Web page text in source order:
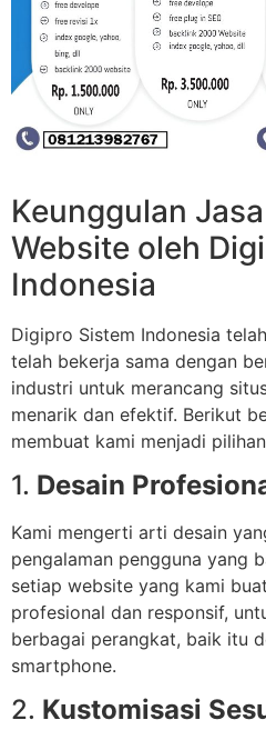
Keunggulan
Website oleh
Indonesia
Digipro Sistem Indonesia
telah bekerja sama dengan
industri untuk merancang
menarik dan efektif. Berikut
membuat kami menjadi
1. Desain
Kami mengerti arti desain
pengalaman pengguna yang
setiap website yang kami
profesional dan responsif,
berbagai perangkat, baik itu
smartphone.
2. Kustomisasi